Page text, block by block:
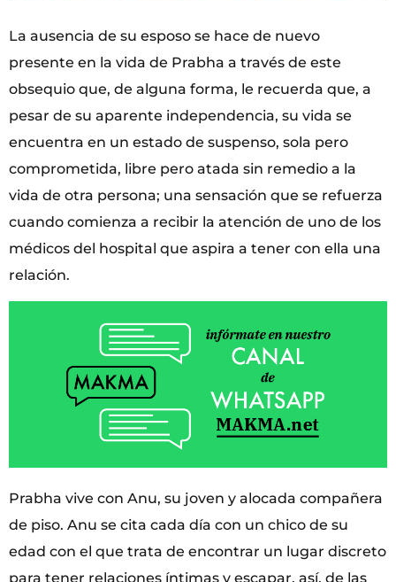
La ausencia de su esposo se hace de nuevo
presente en la vida de Prabha a través de este
obsequio que, de alguna forma, le recuerda que, a
pesar de su aparente independencia, su vida se
encuentra en un estado de suspenso, sola pero
comprometida, libre pero atada sin remedio a la
vida de otra persona; una sensación que se refuerza
cuando comienza a recibir la atención de uno de los
médicos del hospital que aspira a tener con ella una
relación.
Prabha vive con Anu, su joven y alocada compañera
de piso. Anu se cita cada día con un chico de su
edad con el que trata de encontrar un lugar discreto
para tener relaciones íntimas y escapar, así, de las